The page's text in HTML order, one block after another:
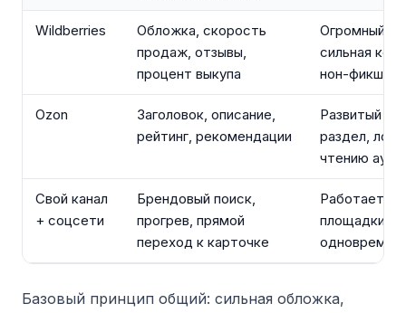
Wildberries
Обложка, скорость
продаж, отзывы,
процент выкупа
Огромный
сильная
нон-фикшн
Ozon
Заголовок, описание,
рейтинг, рекомендации
Развитый
раздел,
чтению
Свой канал
+ соцсети
Брендовый поиск,
прогрев, прямой
переход к карточке
Работает
площадки
Базовый принцип общий: сильная обложка,